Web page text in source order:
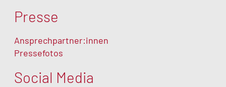
Presse
Ansprechpartner:innen
Pressefotos
Social Media